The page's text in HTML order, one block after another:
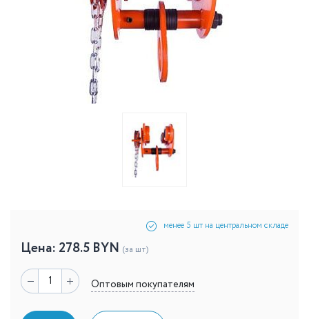
менее 5 шт на центральном складе
Цена: 278.5 BYN (за шт)
Оптовым покупателям